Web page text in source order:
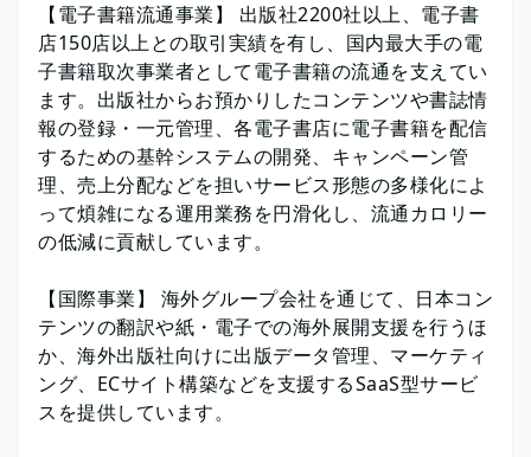
【電子書籍流通事業】 出版社2200社以上、電子書
店150店以上との取引実績を有し、国内最大手の電
子書籍取次事業者として電子書籍の流通を支えてい
ます。出版社からお預かりしたコンテンツや書誌情
報の登録・一元管理、各電子書店に電子書籍を配信
するための基幹システムの開発、キャンペーン管
理、売上分配などを担いサービス形態の多様化によ
って煩雑になる運用業務を円滑化し、流通カロリー
の低減に貢献しています。
【国際事業】 海外グループ会社を通じて、日本コン
テンツの翻訳や紙・電子での海外展開支援を行うほ
か、海外出版社向けに出版データ管理、マーケティ
ング、ECサイト構築などを支援するSaaS型サービ
スを提供しています。